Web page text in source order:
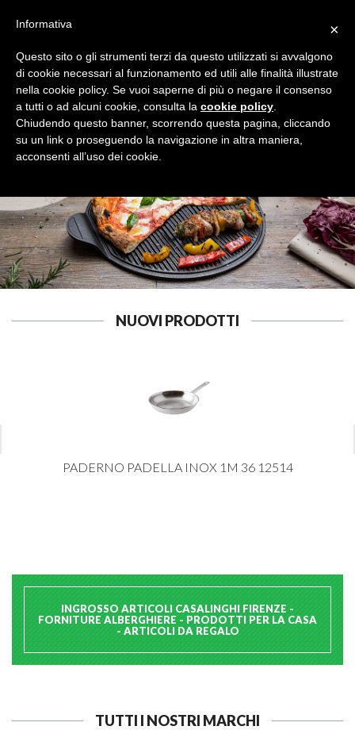
Tutte le categorie Cerca
NUOVI PRODOTTI
PADERNO PADELLA INOX 1M 36 12514
INGROSSO ARTICOLI CASALINGHI FIRENZE -
FORNITURE ALBERGHIERE - PRODOTTI PER LA CASA
- ARTICOLI DA REGALO
TUTTI I NOSTRI MARCHI
×
Informativa
Questo sito o gli strumenti terzi da questo utilizzati si avvalgono
di cookie necessari al funzionamento ed utili alle finalità illustrate
nella cookie policy. Se vuoi saperne di più o negare il consenso
a tutti o ad alcuni cookie, consulta la cookie policy
Chiudendo questo banner, scorrendo questa pagina, cliccando
su un link o proseguendo la navigazione in altra maniera,
acconsenti all’uso dei cookie.